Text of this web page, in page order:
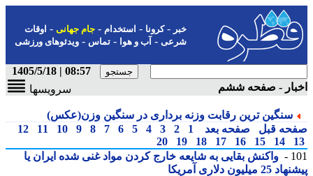
-کرونا-استخدام- جام جهانی-اوقات
شرعی-آب و هوا-تماس-ویدئوهای ورزشی
08:57 | 1405/5/18
- صفحه ششم
سرویسها
سنگین ترین رقابت وزنه برداری در سنگین وزن(عکس)
قبل صفحه بعد 1
2
3
4
5
6
7
8
9
10
11
12
14
15
16
17
18
19
20
واکنش بقایی به شایعه خارج کردن مواد غنی شده ایران یا
دلاری آمریکا